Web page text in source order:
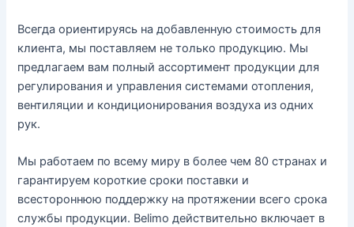
Всегда ориентируясь на добавленную стоимость для
клиента, мы поставляем не только продукцию. Мы
предлагаем вам полный ассортимент продукции для
регулирования и управления системами отопления,
вентиляции и кондиционирования воздуха из одних
рук.
Мы работаем по всему миру в более чем 80 странах и
гарантируем короткие сроки поставки и
всестороннюю поддержку на протяжении всего срока
службы продукции. Belimo действительно включает в